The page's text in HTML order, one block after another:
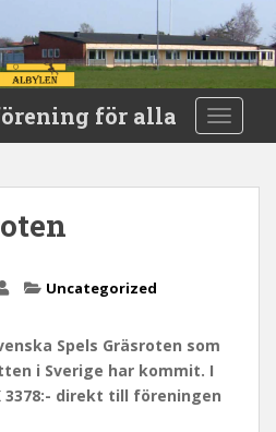
för alla
Uncategorized
Spels Gräsroten som
i Sverige har kommit. I
3378:- direkt till föreningen